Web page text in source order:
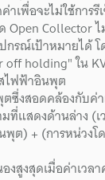
เพื่อจะไม่ใช้การ
Collector
รณ์เป้าหมายได้ โ
holding" ใน
ไฟฟ้าอินพุต
ซึ่งสอดคล้องกับค่
แสดงด้านล่าง (เ
นพุต) + (การหน่ว
งสูงสุดเมื่อค่าเวล